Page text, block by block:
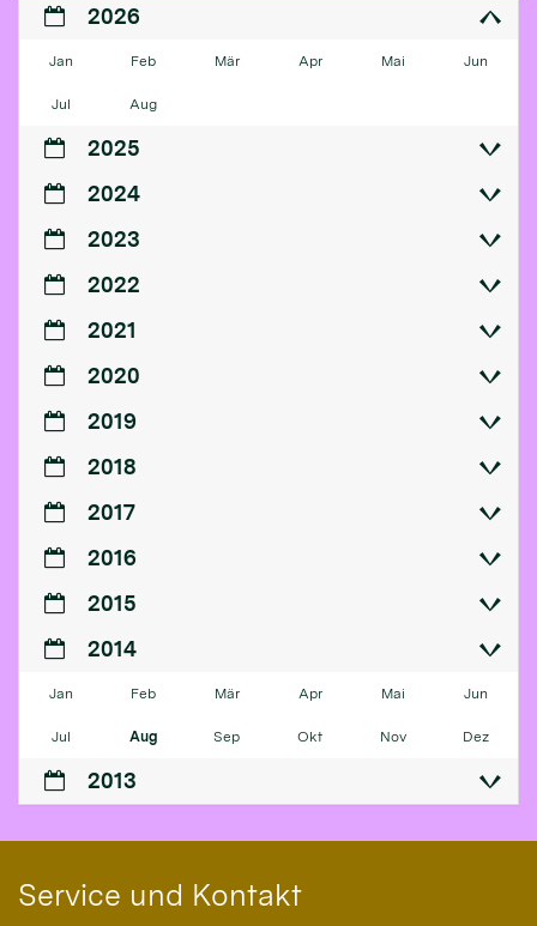
2026
Jan Feb Mär Apr Mai Jun
Jul Aug
2025
2024
2023
2022
2021
2020
2019
2018
2017
2016
2015
2014
Jan Feb Mär Apr Mai Jun
Jul Aug Sep Okt Nov Dez
2013
Service und Kontakt